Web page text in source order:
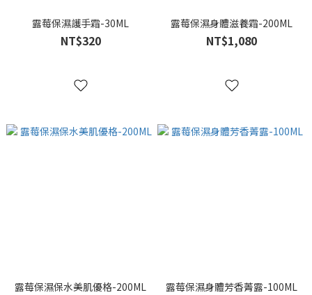
露莓保濕護手霜-30ML
NT$320
露莓保濕身體滋養霜-200ML
NT$1,080
露莓保濕保水美肌優格-200ML 露莓保濕身體芳香菁露-100ML